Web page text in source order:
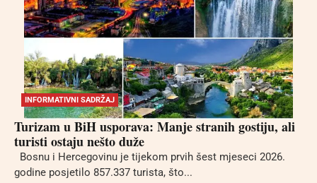
INFORMATIVNI SADRŽAJ
Turizam u BiH usporava: Manje stranih gostiju, ali
turisti ostaju nešto duže
Bosnu i Hercegovinu je tijekom prvih šest mjeseci 2026.
godine posjetilo 857.337 turista, što...